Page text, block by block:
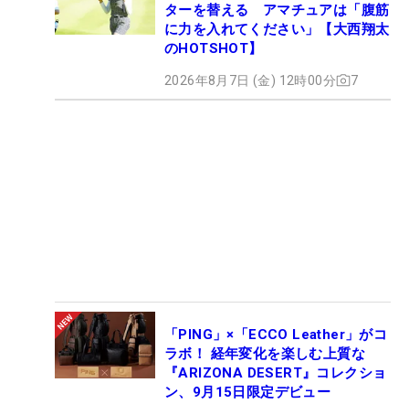
ターを替える アマチュアは「腹筋
に力を入れてください」【大西翔太
のHOTSHOT】
2026年8月7日 (金) 12時00分 7
「PING」×「ECCO Leather」がコ
ラボ！ 経年変化を楽しむ上質な
『ARIZONA DESERT』コレクショ
ン、9月15日限定デビュー